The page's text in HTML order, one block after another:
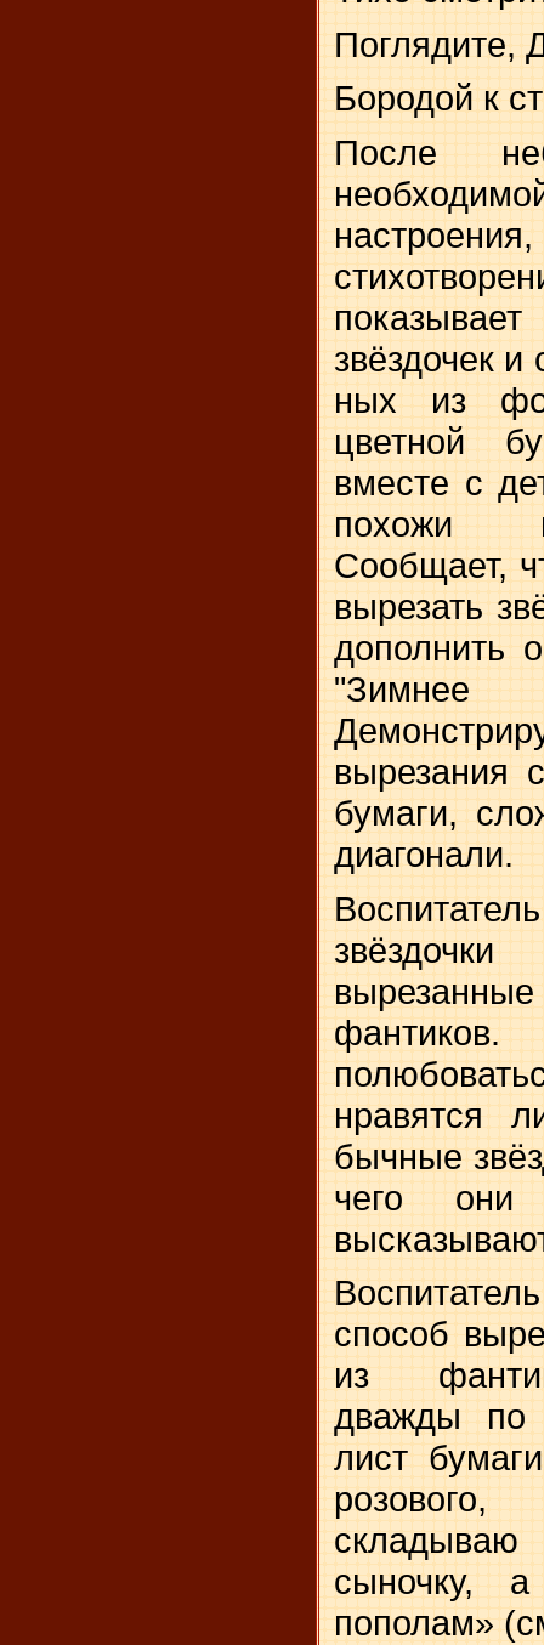
Поглядите,
Бородой к
После
звёздочек
ных из
цветной
вместе с
похожи
Сообщает,
вырезать
дополнить
вырезания
бумаги,
диагонали.
нравятся
бычные
чего они
способ
из
дважды по
лист
розового,
сыночку,
пополам»